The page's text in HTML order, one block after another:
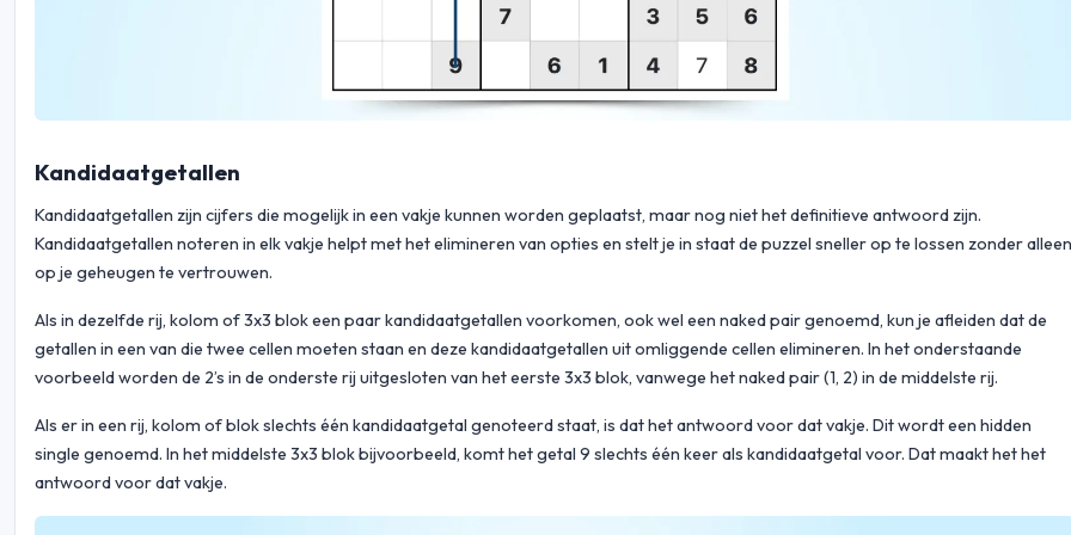
Kandidaatgetallen
Kandidaatgetallen zijn cijfers die mogelijk in een vakje kunnen worden geplaatst, maar nog niet het definitieve antwoord zijn.
Kandidaatgetallen noteren in elk vakje helpt met het elimineren van opties en stelt je in staat de puzzel sneller op te lossen zonder alleen
op je geheugen te vertrouwen.
Als in dezelfde rij, kolom of 3x3 blok een paar kandidaatgetallen voorkomen, ook wel een naked pair genoemd, kun je afleiden dat de
getallen in een van die twee cellen moeten staan en deze kandidaatgetallen uit omliggende cellen elimineren. In het onderstaande
voorbeeld worden de 2’s in de onderste rij uitgesloten van het eerste 3x3 blok, vanwege het naked pair (1, 2) in de middelste rij.
Als er in een rij, kolom of blok slechts één kandidaatgetal genoteerd staat, is dat het antwoord voor dat vakje. Dit wordt een hidden
single genoemd. In het middelste 3x3 blok bijvoorbeeld, komt het getal 9 slechts één keer als kandidaatgetal voor. Dat maakt het het
antwoord voor dat vakje.